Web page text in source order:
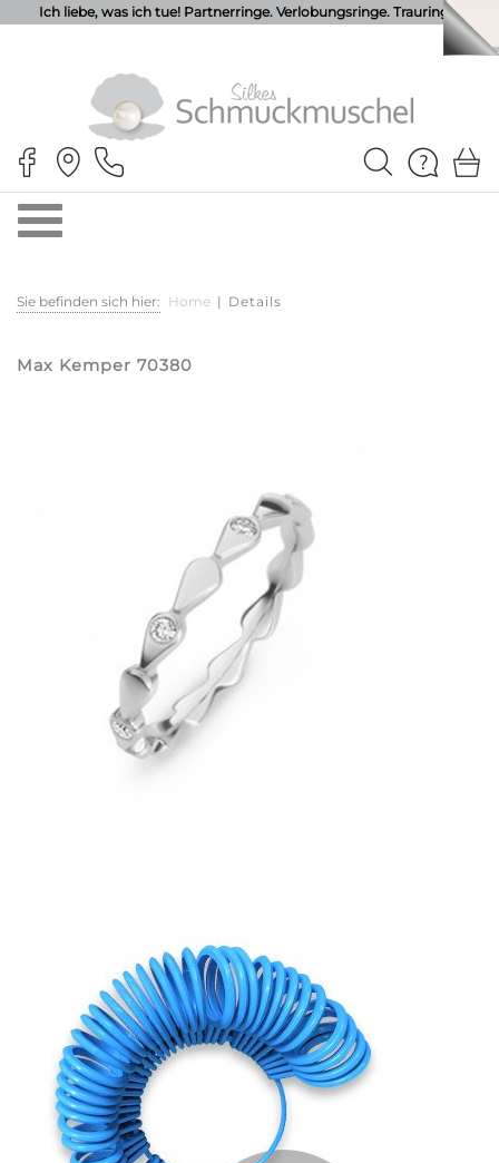
Ich liebe, was ich tue! Partnerringe. Verlobungsringe. Trauringe.
Sie befinden sich hier: Home | Details
Max Kemper 70380